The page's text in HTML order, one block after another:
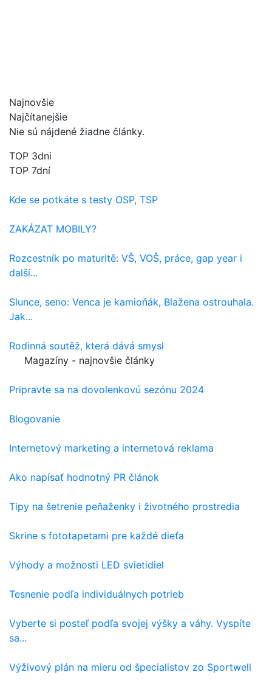
Najnovšie
Najčítanejšie
Nie sú nájdené žiadne články.
TOP 3dni
TOP 7dní
Kde se potkáte s testy OSP, TSP
ZAKÁZAT MOBILY?
Rozcestník po maturitě: VŠ, VOŠ, práce, gap year i
další...
Slunce, seno: Venca je kamioňák, Blažena ostrouhala.
Jak...
Rodinná soutěž, která dává smysl
Magazíny - najnovšie články
Pripravte sa na dovolenkovú sezónu 2024
Blogovanie
Internetový marketing a internetová reklama
Ako napísať hodnotný PR článok
Tipy na šetrenie peňaženky i životného prostredia
Skrine s fototapetami pre každé dieťa
Výhody a možnosti LED svietidiel
Tesnenie podľa individuálnych potrieb
Vyberte si posteľ podľa svojej výšky a váhy. Vyspíte
sa...
Výživový plán na mieru od špecialistov zo Sportwell